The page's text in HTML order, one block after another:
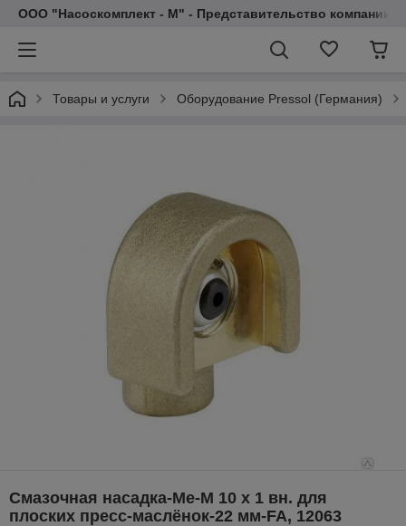
ООО "Насоскомплект - М" - Представительство компании
Товары и услуги Оборудование Pressol (Германия)
Смазочная насадка-Me-M 10 x 1 вн. для
плоских пресс-маслёнок-22 мм-FA, 12063